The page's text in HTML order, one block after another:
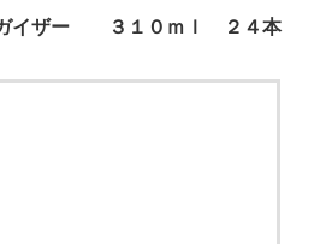
イザー ３１０ｍｌ ２４本